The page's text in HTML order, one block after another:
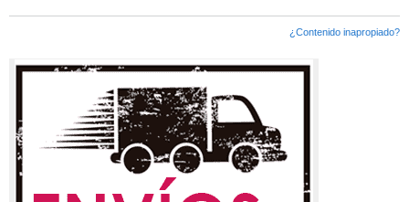
¿Contenido inapropiado?